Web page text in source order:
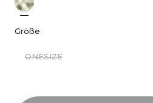
Größe
ONESIZE